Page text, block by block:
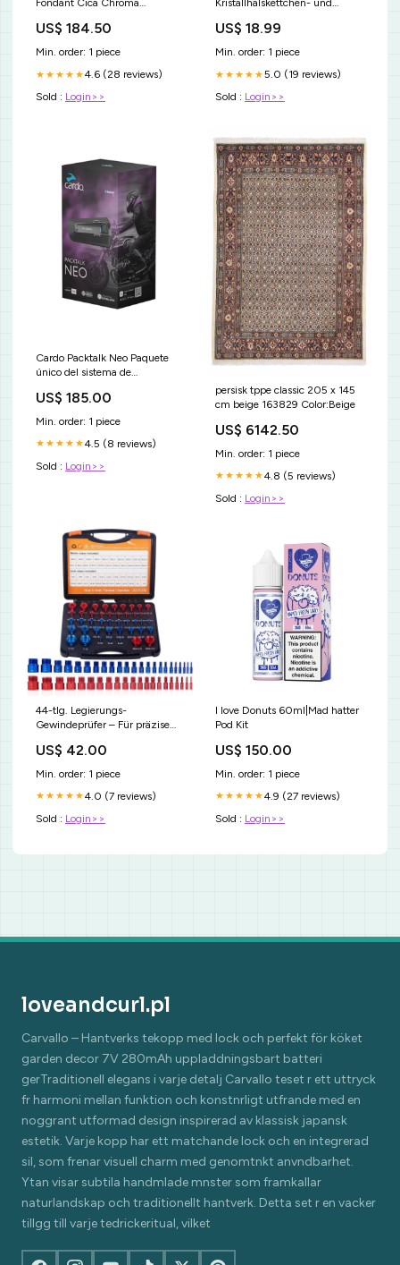
Fondant Cica Chroma
US$ 184.50
Min. order: 1 piece
★★★★★4.6 (28 reviews)
Sold : Login>>
Kristallhalskettchen- und
US$ 18.99
Min. order: 1 piece
★★★★★5.0 (19 reviews)
Sold : Login>>
Cardo Packtalk Neo Paquete
único del sistema de
Color:communication
US$ 185.00
Min. order: 1 piece
★★★★★4.5 (8 reviews)
Sold : Login>>
persisk tppe classic 205 x 145
cm beige 163829 Color:Beige
US$ 6142.50
Min. order: 1 piece
★★★★★4.8 (5 reviews)
Sold : Login>>
44-tlg. Legierungs-
Gewindeprüfer – Für präzise
Muttern & Gewindebohrungen
schwarzes 26-teiliges Set
US$ 42.00
Min. order: 1 piece
★★★★★4.0 (7 reviews)
Sold : Login>>
I love Donuts 60ml|Mad hatter
Pod Kit
US$ 150.00
Min. order: 1 piece
★★★★★4.9 (27 reviews)
Sold : Login>>
loveandcurl.pl
Carvallo – Hantverks tekopp med lock och perfekt för köket
garden decor 7V 280mAh uppladdningsbart batteri
gerTraditionell elegans i varje detalj Carvallo teset r ett uttryck
fr harmoni mellan funktion och konstnrligt utfrande med en
noggrant utformad design inspirerad av klassisk japansk
estetik. Varje kopp har ett matchande lock och en integrerad
sil, som frenar visuell charm med genomtnkt anvndbarhet.
Ytan visar subtila handmlade mnster som framkallar
naturlandskap och traditionellt hantverk. Detta set r en vacker
tillgg till varje tedrickeritual, vilket